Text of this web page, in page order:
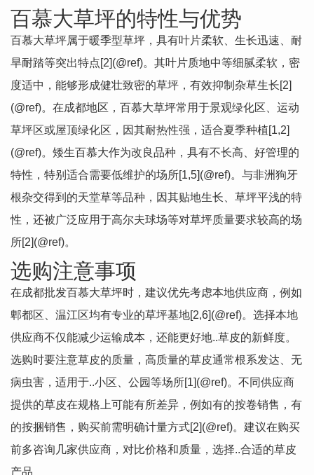
百慕大草坪的特性与优势
百慕大草坪属于暖季型草坪，具有叶片柔软、生长迅速、耐
旱耐踏等突出特点[2](@ref)。其叶片质地中等细腻柔软，密
度适中，能够形成健壮致密的草坪，有效抑制杂草生长[2]
(@ref)。在成都地区，百慕大草坪常用于景观绿化区、运动
草坪区或屋顶绿化区，因其耐热性强，适合夏季种植[1,2]
(@ref)。矮生百慕大作为改良品种，具有不长高、好管理的
特性，特别适合需要低维护的场所[1,5](@ref)。与非洲狗牙
根杂交得到的天堂草等品种，因其贴地生长、草坪平浅的特
性，还被广泛应用于高尔夫球场等对草坪质量要求较高的场
所[2](@ref)。
选购注意事项
在成都批发百慕大草坪时，建议优先考虑本地供应商，例如
郫都区、温江区均有专业的草坪基地[2,6](@ref)。选择本地
供应商不仅能减少运输成本，还能更好地..草皮的新鲜度。
选购时要注意草皮的质量，高质量的草皮通常根系发达、无
病虫害，适用于..小区、公园等场所[1](@ref)。不同供应商
提供的草皮在规格上可能有所差异，例如有的按卷销售，有
的按捆销售，购买前需明确计量方式[2](@ref)。建议在购买
前多咨询几家供应商，对比价格和质量，选择..合适的草皮
产品